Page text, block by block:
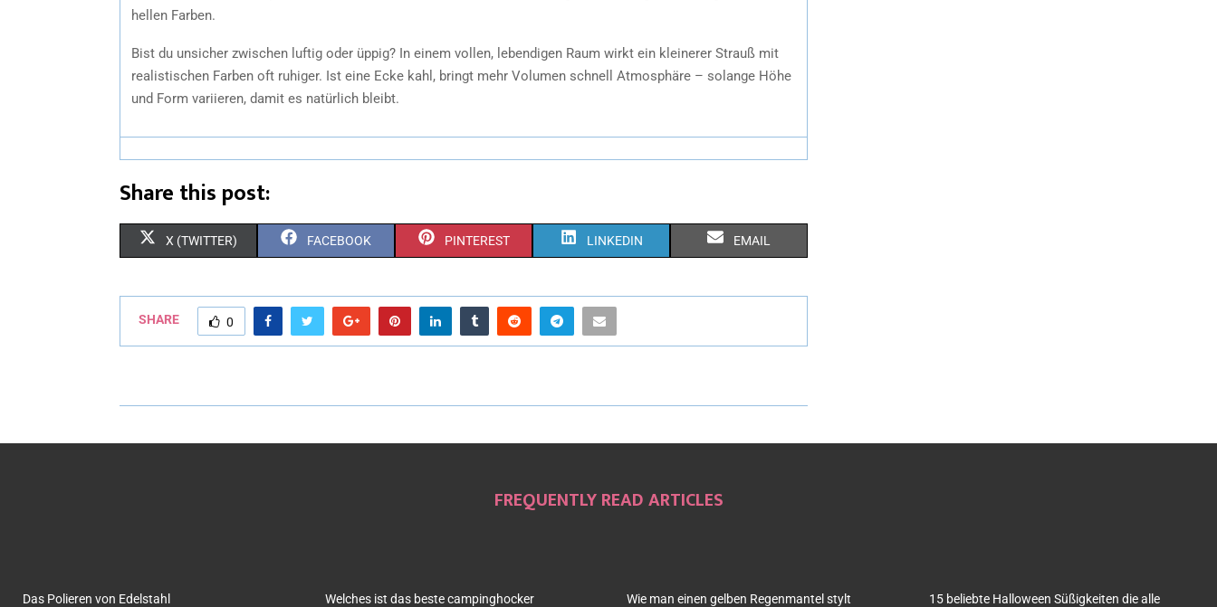
hellen Farben.
Bist du unsicher zwischen luftig oder üppig? In einem vollen, lebendigen Raum wirkt ein kleinerer Strauß mit
realistischen Farben oft ruhiger. Ist eine Ecke kahl, bringt mehr Volumen schnell Atmosphäre – solange Höhe
und Form variieren, damit es natürlich bleibt.
Share this post:
X (TWITTER) FACEBOOK PINTEREST LINKEDIN EMAIL
SHARE 0
FREQUENTLY READ ARTICLES
Das Polieren von Edelstahl Welches ist das beste campinghocker Wie man einen gelben Regenmantel stylt 15 beliebte Halloween Süßigkeiten die alle